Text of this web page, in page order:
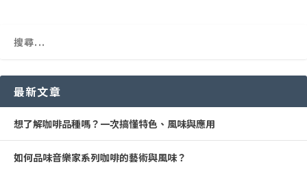
最新文章
想了解咖啡品種嗎？一次搞懂特色、風味與應用
如何品味音樂家系列咖啡的藝術與風味？